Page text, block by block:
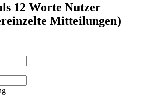
12 Worte Nutzer
Mitteilungen)